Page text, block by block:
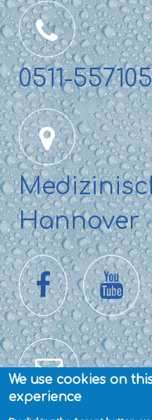
0511-
Hannover
We use cookies on
experience